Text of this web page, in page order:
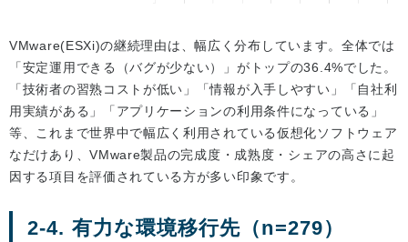
VMware(ESXi)の継続理由は、幅広く分布しています。全体では
「安定運用できる（バグが少ない）」がトップの36.4%でした。
「技術者の習熟コストが低い」「情報が入手しやすい」「自社利
用実績がある」「アプリケーションの利用条件になっている」
等、これまで世界中で幅広く利用されている仮想化ソフトウェア
なだけあり、VMware製品の完成度・成熟度・シェアの高さに起
因する項目を評価されている方が多い印象です。
2-4. 有力な環境移行先（n=279）